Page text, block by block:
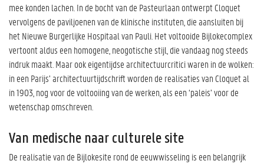
mee konden lachen. In de bocht van de Pasteurlaan ontwerpt Cloquet
vervolgens de paviljoenen van de klinische instituten, die aansluiten bij
het Nieuwe Burgerlijke Hospitaal van Pauli. Het voltooide Bijlokecomplex
vertoont aldus een homogene, neogotische stijl, die vandaag nog steeds
indruk maakt. Maar ook eigentijdse architectuurcritici waren in de wolken:
in een Parijs’ architectuurtijdschrift worden de realisaties van Cloquet al
in 1903, nog voor de voltooiing van de werken, als een ‘paleis’ voor de
wetenschap omschreven.
Van medische naar culturele site
De realisatie van de Bijlokesite rond de eeuwwisseling is een belangrijk